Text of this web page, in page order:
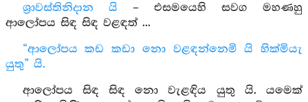
ශ්‍රාවස්තිනිදාන යි – එසමයෙහි සවග මහණහු
ආලෝපය සිඳ සිඳ වළඳත් ...
“ආලෝපය කඩ කඩා නො වළඳන්නෙමි යි හික්මියැ
යුතු” යි.
ආලෝපය සිඳ සිඳ නො වැළඳිය යුතු යි. යමෙක්